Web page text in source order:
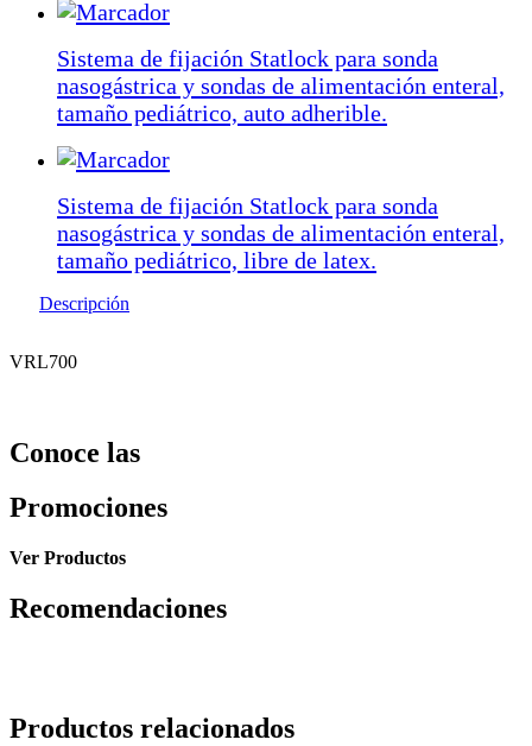
Sistema de fijación Statlock para sonda
nasogástrica y sondas de alimentación enteral,
tamaño pediátrico, auto adherible.
Sistema de fijación Statlock para sonda
nasogástrica y sondas de alimentación enteral,
tamaño pediátrico, libre de latex.
Descripción
VRL700
Conoce las
Promociones
Ver Productos
Recomendaciones
Productos relacionados